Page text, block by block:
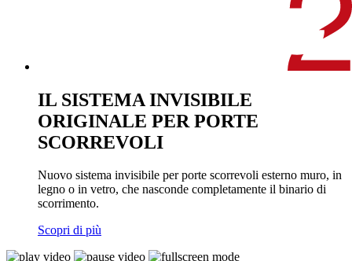
IL SISTEMA INVISIBILE
ORIGINALE PER PORTE
SCORREVOLI
Nuovo sistema invisibile per porte scorrevoli esterno muro, in
legno o in vetro, che nasconde completamente il binario di
scorrimento.
Scopri di più